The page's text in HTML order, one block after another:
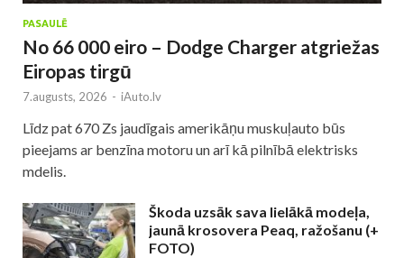
PASAULĒ
No 66 000 eiro – Dodge Charger atgriežas
Eiropas tirgū
7.augusts, 2026 - iAuto.lv
Līdz pat 670 Zs jaudīgais amerikāņu muskuļauto būs
pieejams ar benzīna motoru un arī kā pilnībā elektrisks
mdelis.
Škoda uzsāk sava lielākā modeļa,
jaunā krosovera Peaq, ražošanu (+
FOTO)